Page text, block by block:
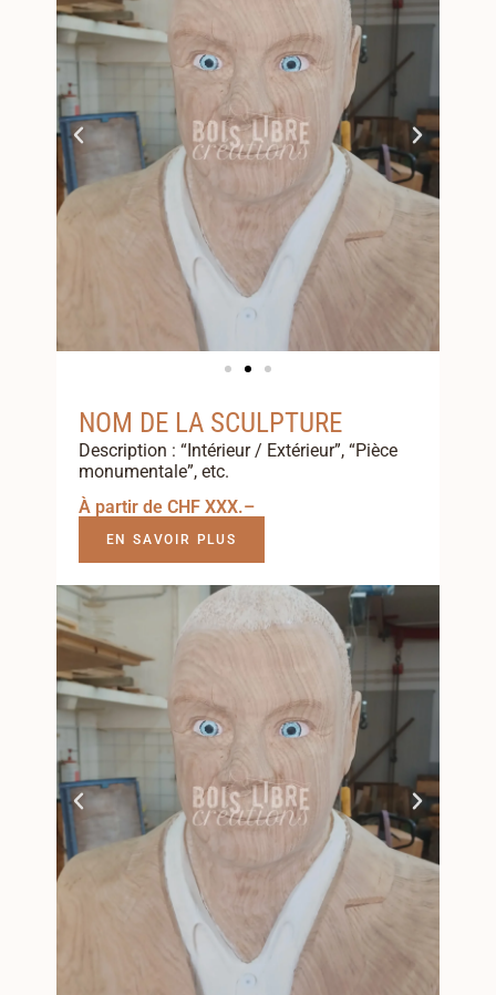
NOM DE LA SCULPTURE
Description : “Intérieur / Extérieur”, “Pièce
monumentale”, etc.
À partir de CHF XXX.–
EN SAVOIR PLUS